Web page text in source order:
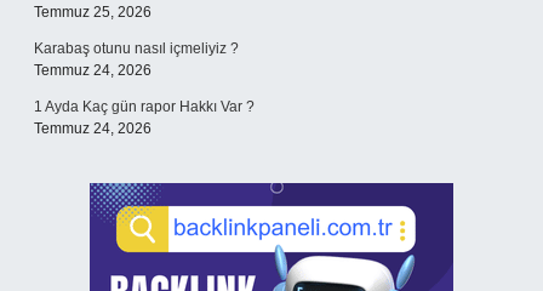
Temmuz 25, 2026
Karabaş otunu nasıl içmeliyiz ?
Temmuz 24, 2026
1 Ayda Kaç gün rapor Hakkı Var ?
Temmuz 24, 2026